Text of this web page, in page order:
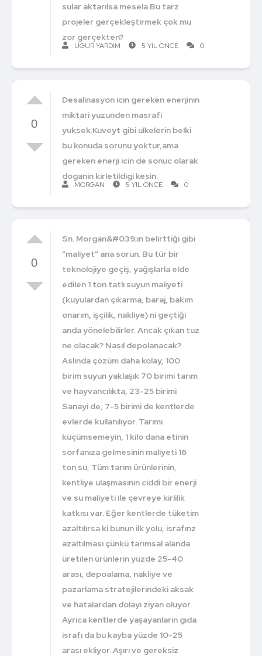
sular aktarılsa mesela.Bu tarz
projeler gerçekleştirmek çok mu
zor gerçekten?
UGUR YARDIM 5 YIL ÖNCE 0
0
Desalinasyon icin gereken enerjinin
miktari yuzunden masrafi
yuksek.Kuveyt gibi ulkelerin belki
bu konuda sorunu yoktur,ama
gereken enerji icin de sonuc olarak
doganin kirletildigi kesin.
MORGAN 5 YIL ÖNCE 0
0
Sn. Morgan&#039;ın belirttiği gibi
"maliyet" ana sorun. Bu tür bir
teknolojiye geçiş, yağışlarla elde
edilen 1 ton tatlı suyun maliyeti
(kuyulardan çıkarma, baraj, bakım
onarım, işçilik, nakliye) ni geçtiği
anda yönelebilirler. Ancak çıkan tuz
ne olacak? Nasıl depolanacak?
Aslında çözüm daha kolay, 100
birim suyun yaklaşık 70 birimi tarım
ve hayvancılıkta, 23-25 birimi
Sanayi de, 7-5 birimi de kentlerde
evlerde kullanılıyor. Tarımı
küçümsemeyin, 1 kilo dana etinin
sorfanıza gelmesinin maliyeti 16
ton su, Tüm tarım ürünlerinin,
kentliye ulaşmasının ciddi bir enerji
ve su maliyeti ile çevreye kirlilik
katkısı var. Eğer kentlerde tüketim
azaltılırsa ki bunun ilk yolu, israfınz
azaltılması çünkü tarımsal alanda
üretilen ürünlerin yüzde 25-40
arası, depoalama, nakliye ve
pazarlama stratejilerindeki aksak
ve hatalardan dolayı ziyan oluyor.
Ayrıca kentlerde yaşayanların gıda
israfı da bu kayba yüzde 10-25
arası ekliyor. Aşırı ve gereksiz